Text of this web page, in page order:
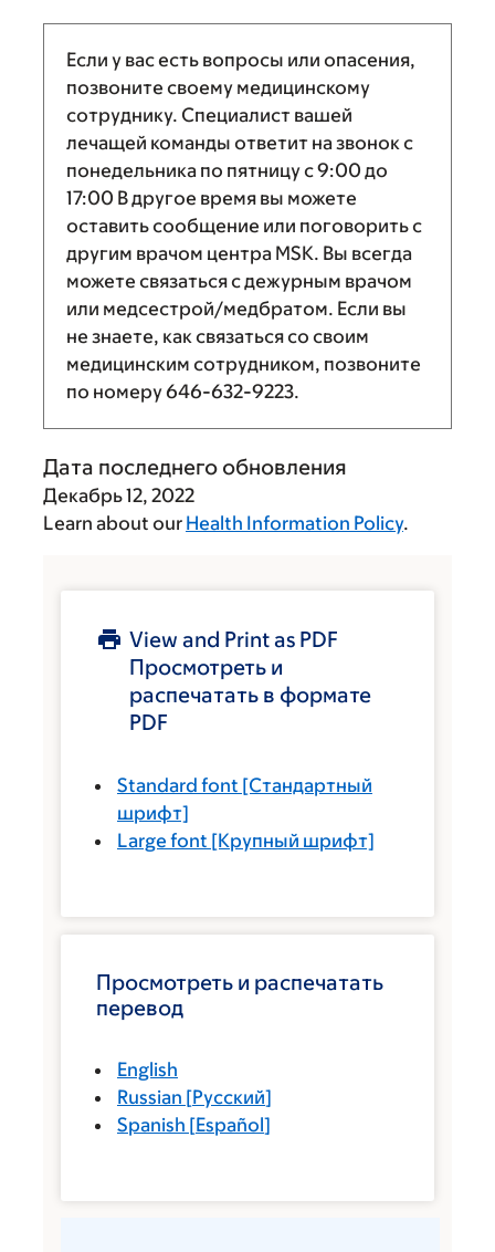
Если у вас есть вопросы или опасения,
позвоните своему медицинскому
сотруднику. Специалист вашей
лечащей команды ответит на звонок с
понедельника по пятницу с9:00 до
17:00 В другое время вы можете
оставить сообщение или поговорить с
другим врачом центра MSK. Вы всегда
можете связаться с дежурным врачом
или медсестрой/медбратом. Если вы
не знаете, как связаться со своим
медицинским сотрудником, позвоните
по номеру646-632-9223.
Дата последнего обновления
Декабрь 12, 2022
Learn about our Health Information Policy.
View and Print as PDF
Просмотреть и
распечатать в формате
PDF
Standard font [Стандартный
шрифт]
Large font [Крупный шрифт]
Просмотреть и распечатать
перевод
English
Russian [Русский]
Spanish [Español]